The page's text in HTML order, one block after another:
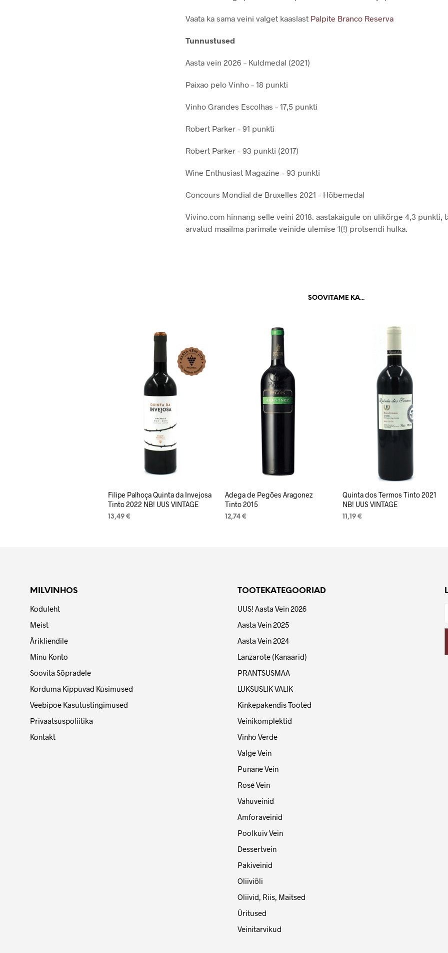
Vaata ka sama veini valget kaaslast Palpite Branco Reserva
Tunnustused
Aasta vein 2026 – Kuldmedal (2021)
Paixao pelo Vinho – 18 punkti
Vinho Grandes Escolhas – 17,5 punkti
Robert Parker – 91 punkti
Robert Parker – 93 punkti (2017)
Wine Enthusiast Magazine – 93 punkti
Concours Mondial de Bruxelles 2021 – Hõbemedal
Vivino.com hinnang selle veini 2018. aastakäigule on ülikõrge 4,3 punkti,
arvatud maailma parimate veinide ülemise 1(!) protsendi hulka.
SOOVITAME KA...
Filipe Palhoça Quinta da Invejosa
Tinto 2022 NB! UUS VINTAGE
13,49 €
Adega de Pegões Aragonez
Tinto 2015
12,74 €
Quinta dos Termos Tinto 2021
NB! UUS VINTAGE
11,19 €
MILVINHOS
Koduleht
Meist
Ärikliendile
Minu Konto
Soovita Sõpradele
Korduma Kippuvad Küsimused
Veebipoe Kasutustingimused
Privaatsuspoliitika
Kontakt
TOOTEKATEGOORIAD
UUS! Aasta Vein 2026
Aasta Vein 2025
Aasta Vein 2024
Lanzarote (Kanaarid)
PRANTSUSMAA
LUKSUSLIK VALIK
Kinkepakendis Tooted
Veinikomplektid
Vinho Verde
Valge Vein
Punane Vein
Rosé Vein
Vahuveinid
Amforaveinid
Poolkuiv Vein
Dessertvein
Pakiveinid
Oliiviõli
Oliivid, Riis, Maitsed
Üritused
Veinitarvikud